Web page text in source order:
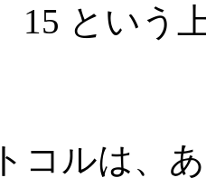
15 という
コルは、